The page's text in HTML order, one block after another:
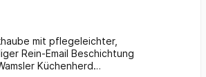
mit pflegeleichter,
Rein-Email Beschichtung
Küchenherd